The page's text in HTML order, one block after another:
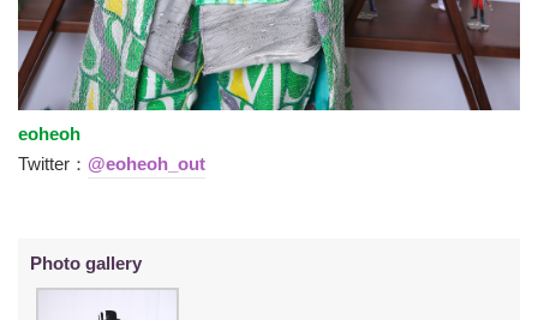
eoheoh
Twitter： @eoheoh_out